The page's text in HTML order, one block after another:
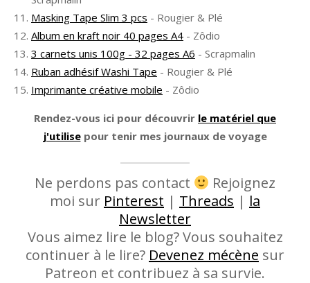
Masking Tape Slim 3 pcs - Rougier & Plé
Album en kraft noir 40 pages A4 - Zôdio
3 carnets unis 100g - 32 pages A6 - Scrapmalin
Ruban adhésif Washi Tape - Rougier & Plé
Imprimante créative mobile - Zôdio
Rendez-vous ici pour découvrir le matériel que
j'utilisepour tenir mes journaux de voyage
Ne perdons pas contact
Rejoignez
moi sur Pinterest | Threads | la
Newsletter
Vous aimez lire le blog? Vous souhaitez
continuer à le lire? Devenez mécène sur
Patreon et contribuez à sa survie.